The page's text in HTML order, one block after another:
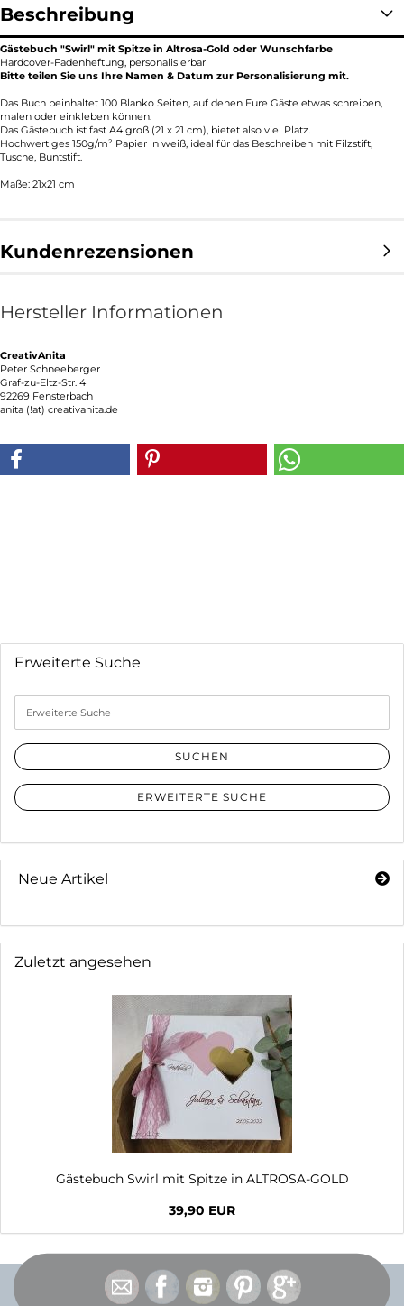
Beschreibung
Gästebuch "Swirl" mit Spitze in Altrosa-Gold oder Wunschfarbe
Hardcover-Fadenheftung, personalisierbar
Bitte teilen Sie uns Ihre Namen & Datum zur Personalisierung mit.
Das Buch beinhaltet 100 Blanko Seiten, auf denen Eure Gäste etwas schreiben,
malen oder einkleben können.
Das Gästebuch ist fast A4 groß (21 x 21 cm), bietet also viel Platz.
Hochwertiges 150g/m² Papier in weiß, ideal für das Beschreiben mit Filzstift,
Tusche, Buntstift.
Maße: 21x21 cm
Kundenrezensionen
Hersteller Informationen
CreativAnita
Peter Schneeberger
Graf-zu-Eltz-Str. 4
92269 Fensterbach
anita (!at) creativanita.de
Erweiterte Suche
Suche
SUCHEN
ERWEITERTE SUCHE
Neue Artikel
Zuletzt angesehen
Gästebuch Swirl mit Spitze in ALTROSA-GOLD
39,90 EUR